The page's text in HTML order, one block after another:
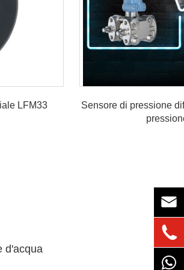
LFM33
Sensore di pressione
d'acqua

